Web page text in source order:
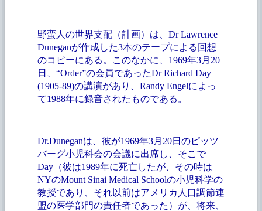
野蛮人の世界支配（計画）は、 Dr Lawrence
Duneganが作成した3本のテープによる回想
のコピーにある。このなかに、1969年3月20
日、“Order”の会員であったDr Richard Day
(1905-89)の講演があり、Randy Engelによっ
て1988年に録音されたものである。
Dr.Duneganは、彼が1969年3月20日のピッツ
バーグ小児科会の会議に出席し、そこで
Day（彼は1989年に死亡したが、その時は
NYのMount Sinai Medical Schoolの小児科学の
教授であり、それ以前はアメリカ人口調節連
盟の医学部門の責任者であった）が、将来、